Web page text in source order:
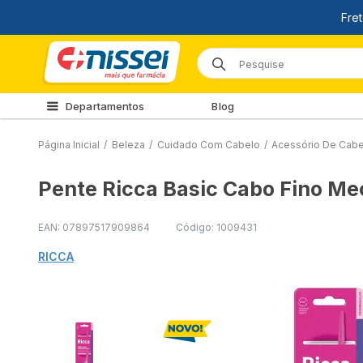
Departamentos Blog
Página Inicial / Beleza / Cuidado Com Cabelo / Acessório De
Pente Ricca Basic Cabo Fino
EAN: 07897517909864 Código: 1009431
RICCA